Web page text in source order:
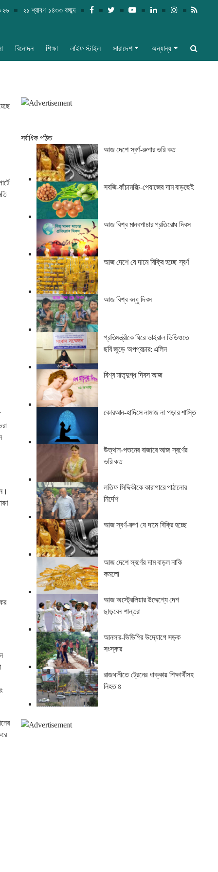
২১ শ্রাবণ ১৪৩৩ বঙ্গাব্দ
বিনোদন শিক্ষা লাইফ স্টাইল সারাদেশ অন্যান্য
সর্বাধিক পঠিত
আজ দেশে স্বর্ণ-রুপার ভরি কত
সবজি-কাঁচামরিচ-পেয়াজের দাম বাড়ছেই
আজ বিশ্ব মানবপাচার প্রতিরোধ দিবস
আজ দেশে যে দামে বিক্রি হচ্ছে স্বর্ণ
আজ বিশ্ব বন্ধু দিবস
প্রতিমন্ত্রীকে ঘিরে ভাইরাল ভিডিওতে
ছবি জুড়ে অপপ্রচার: এলিন
বিশ্ব মাতৃদুগ্ধ দিবস আজ
কোরআন-হাদিসে নামাজ না পড়ার শাস্তি
উত্থান-পতনের বাজারে আজ স্বর্ণের
ভরি কত
লতিফ সিদ্দিকীকে কারাগারে পাঠানোর
নির্দেশ
আজ স্বর্ণ-রুপা যে দামে বিক্রি হচ্ছে
আজ দেশে স্বর্ণের দাম বাড়ল নাকি
কমলো
আজ অস্ট্রেলিয়ার উদ্দেশ্যে দেশ
ছাড়বেন শান্তরা
আনসার-ভিডিপির উদ্যোগে সড়ক
সংস্কার
রাজধানীতে ট্রেনের ধাক্কায় শিক্ষার্থীসহ
নিহত ৪